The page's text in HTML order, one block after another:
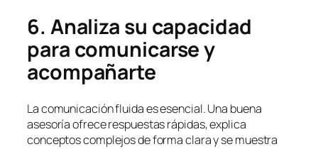
6. Analiza su capacidad
para comunicarse y
acompañarte
La comunicación fluida es esencial. Una buena
asesoría ofrece respuestas rápidas, explica
conceptos complejos de forma clara y se muestra